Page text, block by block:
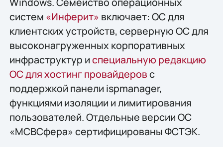
систем «Инферит» включает: ОС для
клиентских устройств, серверную ОС для
высоконагруженных корпоративных
инфраструктур испециальную редакцию
ОС для хостинг провайдеровс
поддержкой панели ispmanager,
функциями изоляции и лимитирования
пользователей. Отдельные версии ОС
«МСВСфера» сертифицированы ФСТЭК.